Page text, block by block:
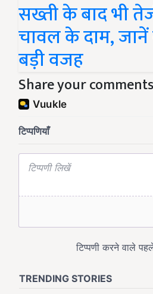
सख्ती के बाद भी
चावल के दाम,
बड़ी वजह
Share your comments